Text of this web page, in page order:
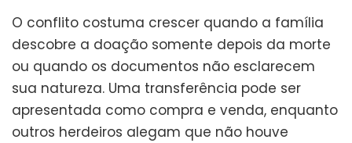
O conflito costuma crescer quando a família
descobre a doação somente depois da morte
ou quando os documentos não esclarecem
sua natureza. Uma transferência pode ser
apresentada como compra e venda, enquanto
outros herdeiros alegam que não houve